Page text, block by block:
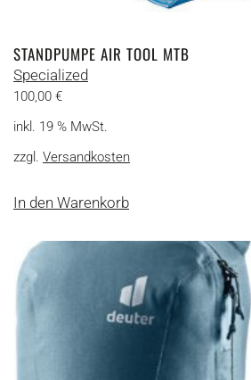
STANDPUMPE AIR TOOL MTB
Specialized
100,00 €
inkl. 19 % MwSt.
zzgl. Versandkosten
In den Warenkorb